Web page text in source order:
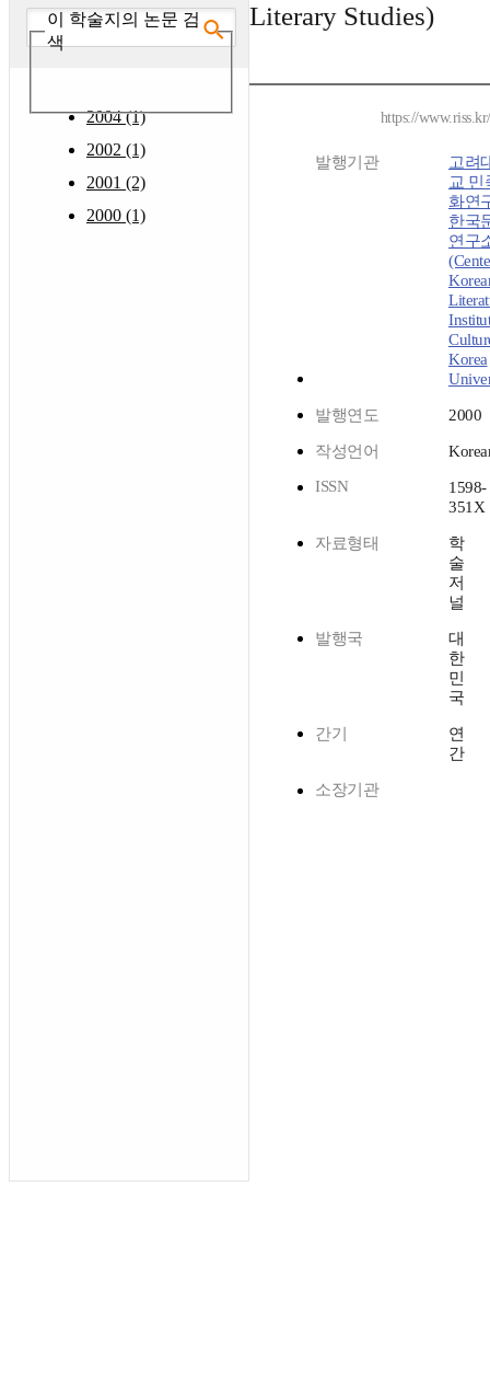
이 학술지의 논문 검
색
2004 (1)
2002 (1)
2001 (2)
2000 (1)
Literary Studies)
https://
발행기관
고려
교 민
화연
한국
연구
Korea
발행연도 2000
작성언어
ISSN
1598-
351X
자료형태
학
술
저
널
발행국
대
한
민
국
간기
연
간
소장기관